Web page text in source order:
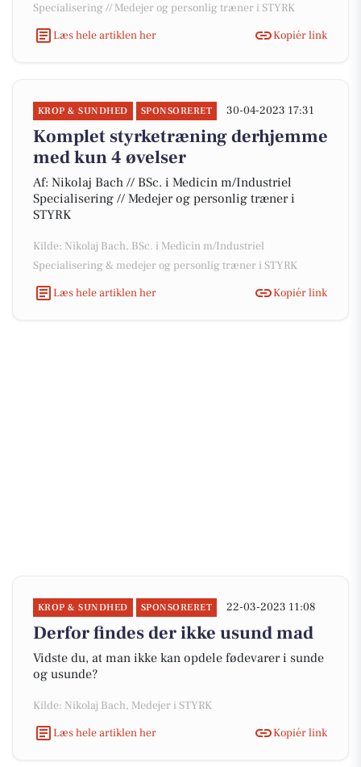
Specialisering // Medejer og personlig træner i STYRK
Læs hele artiklen her
Kopiér link
KROP & SUNDHED SPONSORERET 30-04-2023 17:31
Komplet styrketræning derhjemme
med kun 4 øvelser
Af: Nikolaj Bach // BSc. i Medicin m/Industriel
Specialisering // Medejer og personlig træner i
STYRK
Kilde: Nikolaj Bach, BSc. i Medicin m/Industriel
Specialisering & medejer og personlig træner i STYRK
Læs hele artiklen her
Kopiér link
KROP & SUNDHED SPONSORERET 22-03-2023 11:08
Derfor findes der ikke usund mad
Vidste du, at man ikke kan opdele fødevarer i sunde
og usunde?
Kilde: Nikolaj Bach, Medejer i STYRK
Læs hele artiklen her
Kopiér link